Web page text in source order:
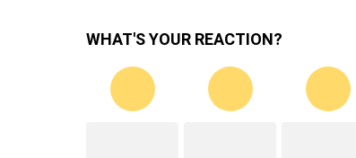
WHAT'S YOUR REACTION?